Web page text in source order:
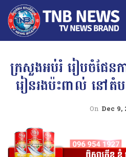
ក្រសួងអប់រំ រៀបចំផែន
រៀនរងប៉ះពាល់ នៅតំប
On Dec 9,